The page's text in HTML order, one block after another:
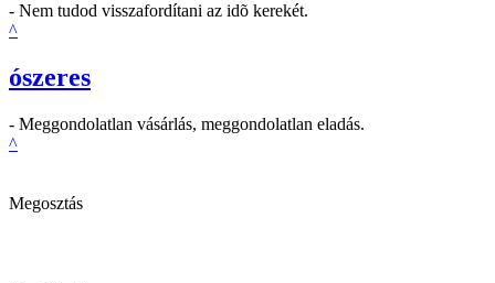
- Nem tudod visszafordítani az idõ kerekét.
^
ószeres
- Meggondolatlan vásárlás, meggondolatlan eladás.
^
Megosztás